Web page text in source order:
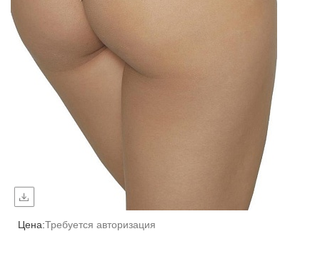
Цена:Требуется авторизация